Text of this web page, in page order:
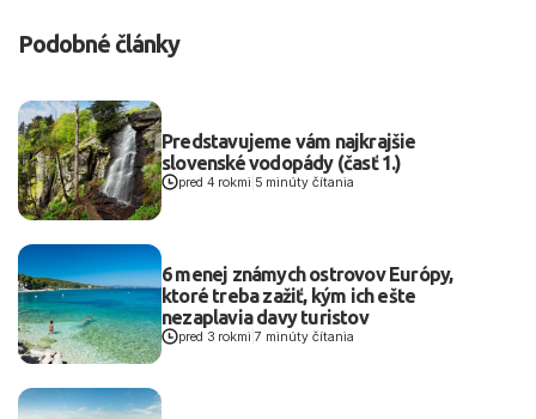
Podobné články
Predstavujeme vám najkrajšie
slovenské vodopády (časť 1.)
pred 4 rokmi 5 minúty čítania
6 menej známych ostrovov Európy,
ktoré treba zažiť, kým ich ešte
nezaplavia davy turistov
pred 3 rokmi |7 minúty čítania